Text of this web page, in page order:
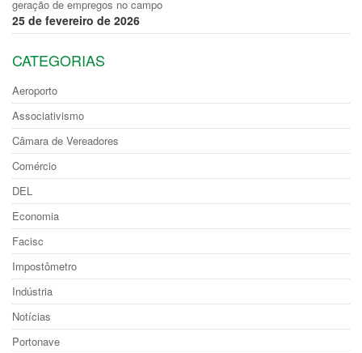
geração de empregos no campo
25 de fevereiro de 2026
CATEGORIAS
Aeroporto
Associativismo
Câmara de Vereadores
Comércio
DEL
Economia
Facisc
Impostômetro
Indústria
Notícias
Portonave